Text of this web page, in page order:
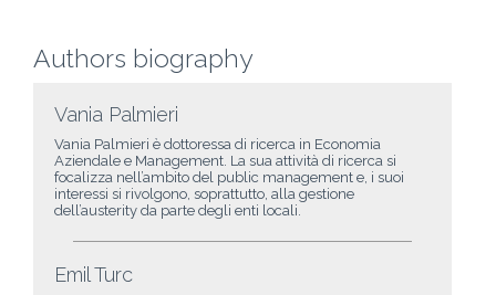
Authors biography
Vania Palmieri
Vania Palmieri è dottoressa di ricerca in Economia
Aziendale e Management. La sua attività di ricerca si
focalizza nell’ambito del public management e, i suoi
interessi si rivolgono, soprattutto, alla gestione
dell’austerity da parte degli enti locali.
Emil Turc